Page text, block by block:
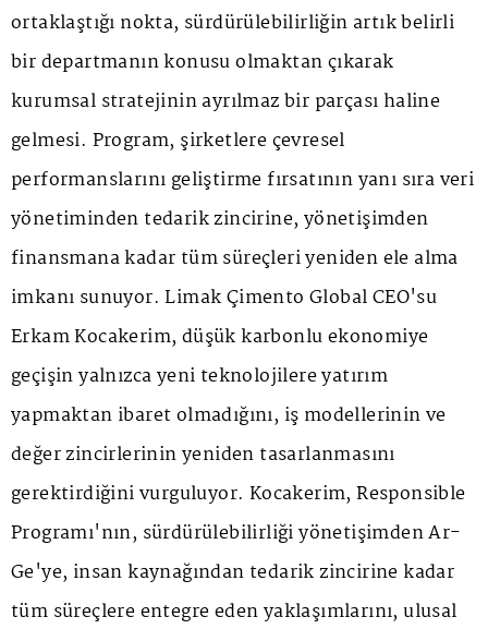
ortaklaştığı nokta, sürdürülebilirliğin artık belirli
bir departmanın konusu olmaktan çıkarak
kurumsal stratejinin ayrılmaz bir parçası haline
gelmesi. Program, şirketlere çevresel
performanslarını geliştirme fırsatının yanı sıra veri
yönetiminden tedarik zincirine, yönetişimden
finansmana kadar tüm süreçleri yeniden ele alma
imkanı sunuyor. Limak Çimento Global CEO'su
Erkam Kocakerim, düşük karbonlu ekonomiye
geçişin yalnızca yeni teknolojilere yatırım
yapmaktan ibaret olmadığını, iş modellerinin ve
değer zincirlerinin yeniden tasarlanmasını
gerektirdiğini vurguluyor. Kocakerim, Responsible
Programı'nın, sürdürülebilirliği yönetişimden Ar-
Ge'ye, insan kaynağından tedarik zincirine kadar
tüm süreçlere entegre eden yaklaşımlarını, ulusal